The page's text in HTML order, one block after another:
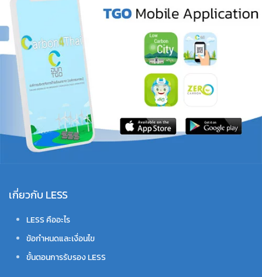
เกี่ยวกับ LESS
LESS คืออะไร
ข้อกำหนดและเงื่อนไข
ขั้นตอนการรับรอง LESS